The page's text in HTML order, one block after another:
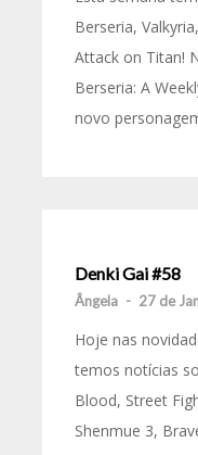
Berseria,
Attack on Titan!
Berseria: A
novo
Denki Gai #58
Ângela - 27 de
Hoje nas
temos notícias
Blood, Street
Shenmue 3,